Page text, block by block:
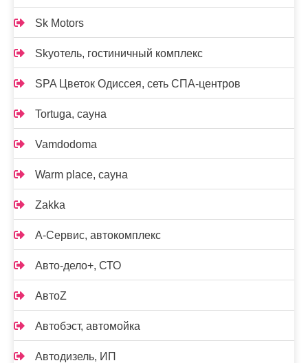
Sk Motors
Skyотель, гостиничный комплекс
SPA Цветок Одиссея, сеть СПА-центров
Tortuga, сауна
Vamdodoma
Warm place, сауна
Zakka
А-Сервис, автокомплекс
Авто-дело+, СТО
АвтоZ
Автобэст, автомойка
Автодизель, ИП